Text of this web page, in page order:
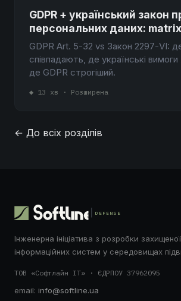
GDPR + український закон
персональних даних: matrix
GDPR Art. 5-32 vs Закон 2297-VI:
співпадають, де українські вимоги
де GDPR строгіший.
◆ 13 хв · Розширена
← До всіх розділів
DEFENSE
Інженерна ініціатива з розробки
інформаційних систем у середовищах
ТОВ «Софтлайн ІТ» · ЄДРПОУ 37962095
email: info@softline.ua